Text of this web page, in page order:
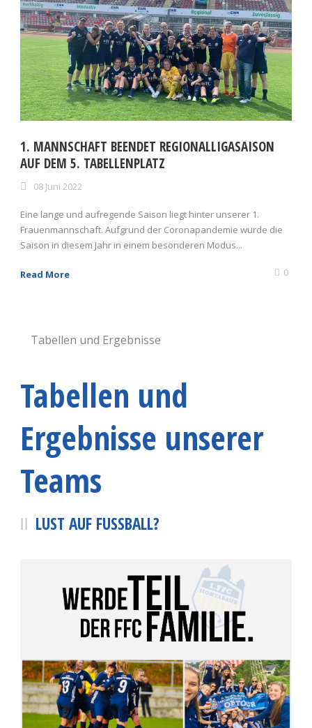
1. MANNSCHAFT BEENDET REGIONALLIGASAISON
AUF DEM 5. TABELLENPLATZ
08 Juni 2022
Eine lange und aufregende Saison liegt hinter unserer 1.
Frauenmannschaft. Aufgrund der Coronapandemie wurde die
Saison in diesem Jahr in einem besonderen Modus...
Read More 0
Tabellen und Ergebnisse
Tabellen und
Ergebnisse unserer
Teams
LUST AUF FUSSBALL?